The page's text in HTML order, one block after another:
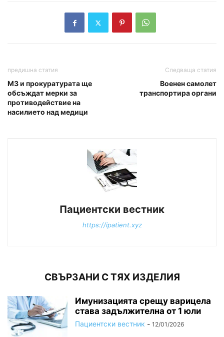
предишна статия
МЗ и прокуратурата ще
обсъждат мерки за
противодействие на
насилието над медици
Следваща статия
Военен самолет
транспортира органи
Пациентски вестник
https://ipatient.xyz
СВЪРЗАНИ С ТЯХ ИЗДЕЛИЯ
Имунизацията срещу варицела
става задължителна от 1 юли
Пациентски вестник - 12/01/2026